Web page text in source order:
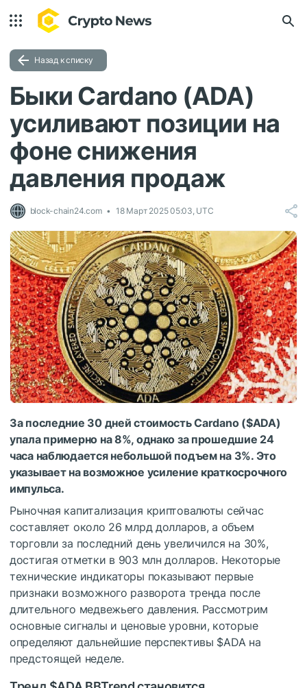
Назад к списку
Быки Cardano (ADA)
усиливают позиции на
фоне снижения
давления продаж
block-chain24.com 18 Март 2025 05:03, UTC
За последние 30 дней стоимость Cardano ($ADA)
упала примерно на 8%, однако за прошедшие 24
часа наблюдается небольшой подъем на 3%. Это
указывает на возможное усиление краткосрочного
импульса.
Рыночная капитализация криптовалюты сейчас
составляет около 26 млрд долларов, а объем
торговли за последний день увеличился на 30%,
достигая отметки в 903 млн долларов. Некоторые
технические индикаторы показывают первые
признаки возможного разворота тренда после
длительного медвежьего давления. Рассмотрим
основные сигналы и ценовые уровни, которые
определяют дальнейшие перспективы $ADA на
предстоящей неделе.